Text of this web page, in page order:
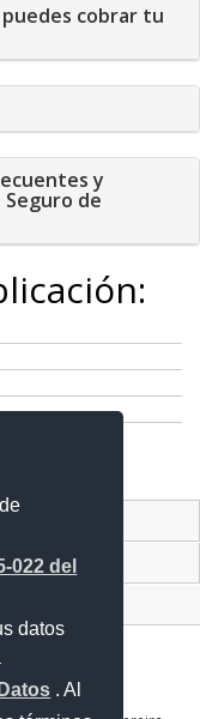
022 del
datos
. Al
cobrar tu
y
de
(SNI)